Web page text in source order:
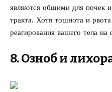
являются общими для почек
тракта. Хотя тошнота и
реагирования вашего тела на
8. Озноб и